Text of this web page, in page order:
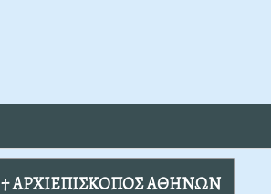
† ΑΡΧΙΕΠΙΣΚΟΠΟΣ ΑΘΗΝΩΝ